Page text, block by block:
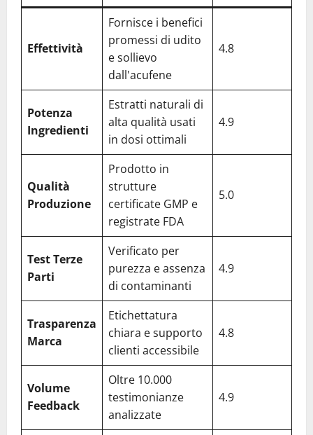
Effettività
Fornisce i benefici
promessi di udito
e sollievo
dall'acufene
4.8
Potenza
Ingredienti
Estratti naturali di
alta qualità usati
in dosi ottimali
4.9
Qualità
Produzione
Prodotto in
strutture
certificate GMP e
registrate FDA
5.0
Test Terze
Parti
Verificato per
purezza e assenza
di contaminanti
4.9
Trasparenza
Marca
Etichettatura
chiara e supporto
clienti accessibile
4.8
Volume
Feedback
Oltre 10.000
testimonianze
analizzate
4.9